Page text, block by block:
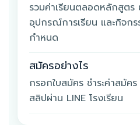
รวมค่าเรียนตลอดหลักสูตร
อุปกรณ์การเรียน และกิจกร
กำหนด
สมัครอย่างไร
กรอกใบสมัคร ชำระค่าสมัค
สลิปผ่าน LINE โรงเรียน